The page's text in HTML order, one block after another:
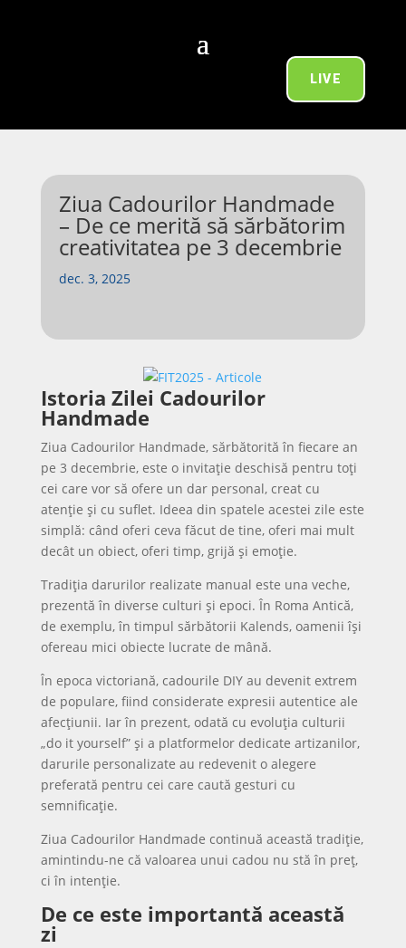
LIVE
Ziua Cadourilor Handmade
– De ce merită să sărbătorim
creativitatea pe 3 decembrie
dec. 3, 2025
Istoria Zilei Cadourilor
Handmade
Ziua Cadourilor Handmade, sărbătorită în fiecare an
pe 3 decembrie, este o invitație deschisă pentru toți
cei care vor să ofere un dar personal, creat cu
atenție și cu suflet. Ideea din spatele acestei zile este
simplă: când oferi ceva făcut de tine, oferi mai mult
decât un obiect, oferi timp, grijă și emoție.
Tradiția darurilor realizate manual este una veche,
prezentă în diverse culturi și epoci. În Roma Antică,
de exemplu, în timpul sărbătorii Kalends, oamenii își
ofereau mici obiecte lucrate de mână.
În epoca victoriană, cadourile DIY au devenit extrem
de populare, fiind considerate expresii autentice ale
afecțiunii. Iar în prezent, odată cu evoluția culturii
„do it yourself” și a platformelor dedicate artizanilor,
darurile personalizate au redevenit o alegere
preferată pentru cei care caută gesturi cu
semnificație.
Ziua Cadourilor Handmade continuă această tradiție,
amintindu-ne că valoarea unui cadou nu stă în preț,
ci în intenție.
De ce este importantă această
zi